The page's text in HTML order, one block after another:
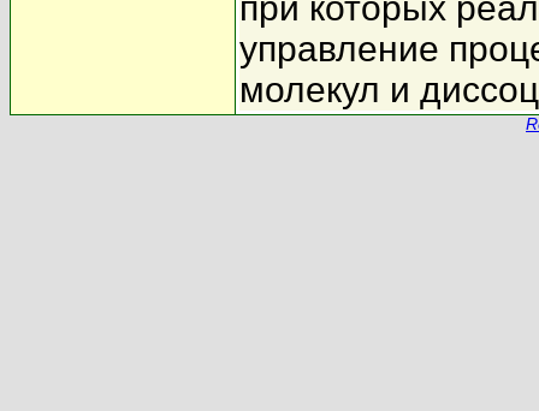
управление
молекул и